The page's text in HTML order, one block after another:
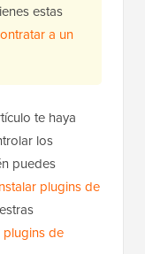
estas
a un
te haya
los
puedes
plugins de
plugins de